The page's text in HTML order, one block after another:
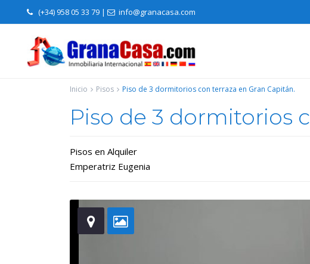
(+34) 958 05 33 79 | info@granacasa.com
Inicio Pisos Piso de 3 dormitorios con terraza en Gran Capitán.
Piso de 3 dormitorios
Pisos en Alquiler
Emperatriz Eugenia